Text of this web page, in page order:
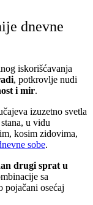
dnevne
iskorišćavanja
, potkrovlje nudi
i mir.
izuzetno svetla
u vidu
kosim zidovima,
sobe.
drugi sprat u
sa
pojačani osećaj